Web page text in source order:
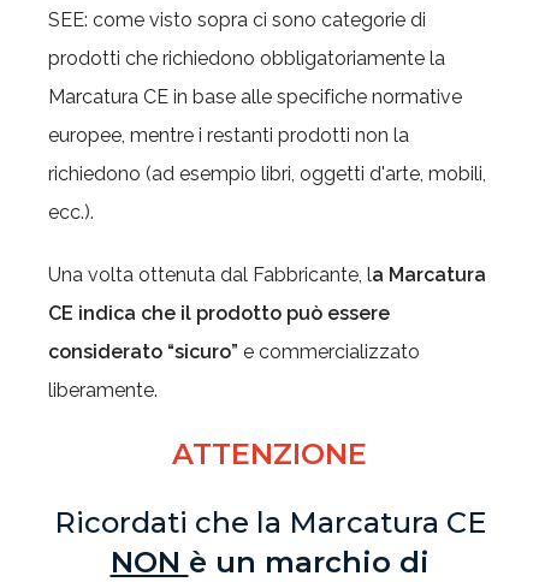
SEE: come visto sopra ci sono categorie di
prodotti che richiedono obbligatoriamente la
Marcatura CE in base alle specifiche normative
europee, mentre i restanti prodotti non la
richiedono (ad esempio libri, oggetti d'arte, mobili,
ecc.).
Una volta ottenuta dal Fabbricante, la Marcatura
CE indica che il prodotto può essere
considerato “sicuro” e commercializzato
liberamente.
ATTENZIONE
Ricordati che la Marcatura CE
NON è un marchio di